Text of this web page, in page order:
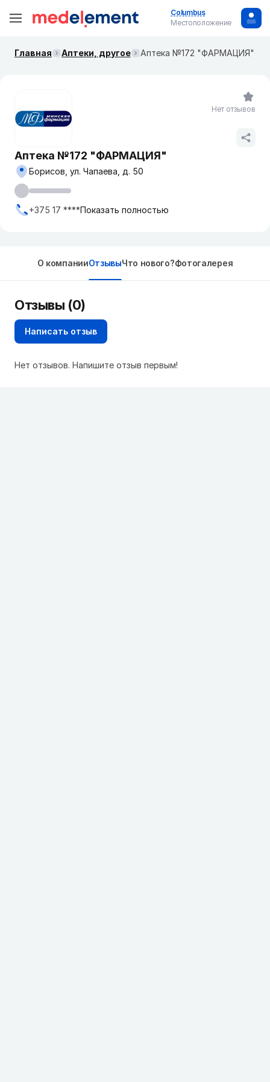
Columbus
Местоположение
Главная Аптеки, другое Аптека №172 "ФАРМАЦИЯ"
Аптека №172 "ФАРМАЦИЯ"
Борисов, ул. Чапаева, д. 50
+375 17 ****Показать полностью
Нет отзывов
О компанииОтзывыЧто нового?Фотогалерея
Отзывы (0)
Написать отзыв
Нет отзывов. Напишите отзыв первым!